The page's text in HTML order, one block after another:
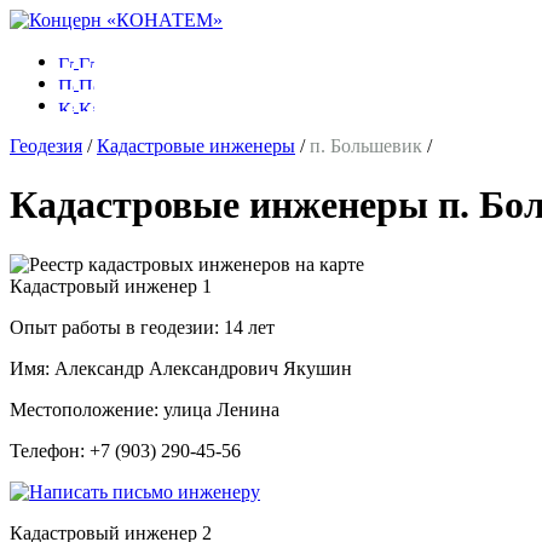
Геодезия /Кадастровые инженеры /п. Большевик /
Кадастровые инженеры п.
Кадастровый инженер 1
Опыт работы в геодезии: 14 лет
Имя: Александр Александрович Якушин
Местоположение: улица Ленина
Телефон: +7 (903) 290-45-56
Кадастровый инженер 2